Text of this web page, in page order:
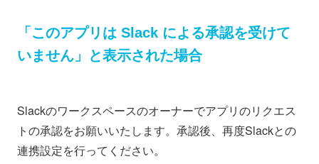
「このアプリは Slack による承認を受けて
いません」と表示された場合
Slackのワークスペースのオーナーでアプリのリクエス
トの承認をお願いいたします。承認後、再度Slackとの
連携設定を行ってください。